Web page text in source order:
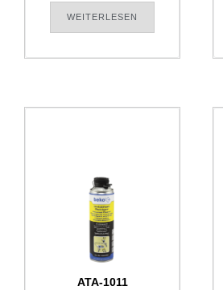
WEITERLESEN
ATA-1011